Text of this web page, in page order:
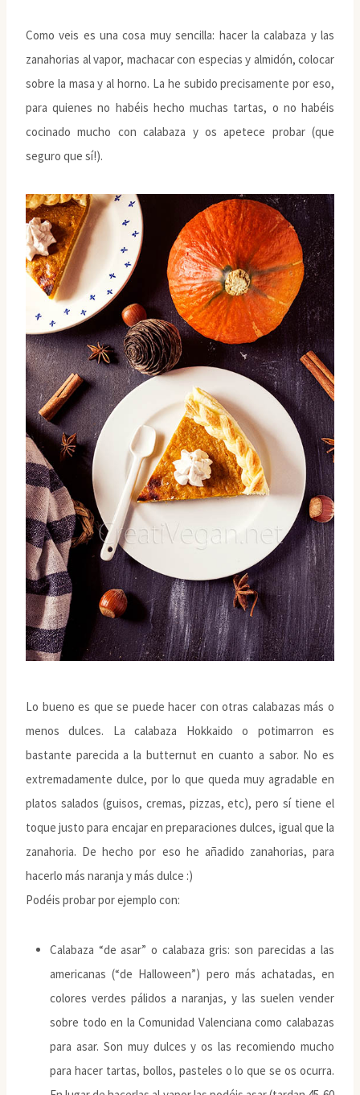
Como veis es una cosa muy sencilla: hacer la calabaza y las
zanahorias al vapor, machacar con especias y almidón, colocar
sobre la masa y al horno. La he subido precisamente por eso,
para quienes no habéis hecho muchas tartas, o no habéis
cocinado mucho con calabaza y os apetece probar (que
seguro que sí!).
Lo bueno es que se puede hacer con otras calabazas más o
menos dulces. La calabaza Hokkaido o potimarron es
bastante parecida a la butternut en cuanto a sabor. No es
extremadamente dulce, por lo que queda muy agradable en
platos salados (guisos, cremas, pizzas, etc), pero sí tiene el
toque justo para encajar en preparaciones dulces, igual que la
zanahoria. De hecho por eso he añadido zanahorias, para
hacerlo más naranja y más dulce :)
Podéis probar por ejemplo con:
Calabaza “de asar” o calabaza gris: son parecidas a las
americanas (“de Halloween”) pero más achatadas, en
colores verdes pálidos a naranjas, y las suelen vender
sobre todo en la Comunidad Valenciana como calabazas
para asar. Son muy dulces y os las recomiendo mucho
para hacer tartas, bollos, pasteles o lo que se os ocurra.